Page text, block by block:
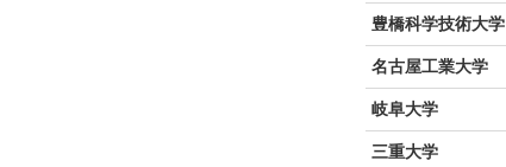
豊橋科学技術大学
名古屋工業大学
岐阜大学
三重大学